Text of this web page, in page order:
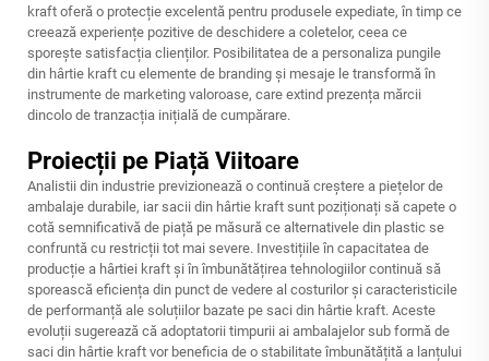
kraft oferă o protecție excelentă pentru produsele expediate, în timp ce
creează experiențe pozitive de deschidere a coletelor, ceea ce
sporește satisfacția clienților. Posibilitatea de a personaliza pungile
din hârtie kraft cu elemente de branding și mesaje le transformă în
instrumente de marketing valoroase, care extind prezența mărcii
dincolo de tranzacția inițială de cumpărare.
Proiecții pe Piață Viitoare
Analistii din industrie previzionează o continuă creștere a piețelor de
ambalaje durabile, iar sacii din hârtie kraft sunt poziționați să capete o
cotă semnificativă de piață pe măsură ce alternativele din plastic se
confruntă cu restricții tot mai severe. Investițiile în capacitatea de
producție a hârtiei kraft și în îmbunătățirea tehnologiilor continuă să
sporească eficiența din punct de vedere al costurilor și caracteristicile
de performanță ale soluțiilor bazate pe saci din hârtie kraft. Aceste
evoluții sugerează că adoptatorii timpurii ai ambalajelor sub formă de
saci din hârtie kraft vor beneficia de o stabilitate îmbunătățită a lanțului